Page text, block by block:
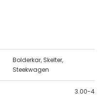
Bolderkar, Skelter,
Steekwagen
3.00-4